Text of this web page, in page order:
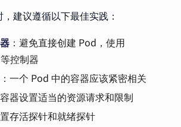
建议遵循以下最佳实践：
：避免直接创建 Pod，使用
控制器
：一个 Pod 中的容器应该紧密相关
容器设置适当的资源请求和限制
置存活探针和就绪探针